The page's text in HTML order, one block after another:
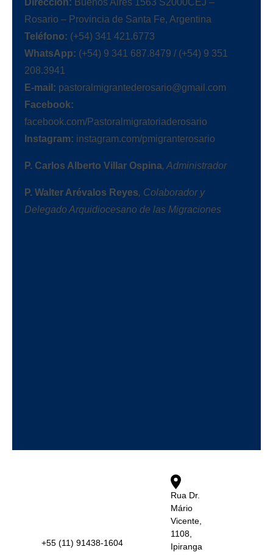
Dirección: Buenos Aires 1563 S2000CEJ –
Rosario – Provincia de Santa Fe, Argentina
Teléfono: (+54) 341 421.6773
WhatsApp: (+54) 9 341 687.8479 / (+54) 9 351
208.3941
E-mail: pastoralmigrantederosario@gmail.com
Facebook:
facebook.com/Pastoralmigratoriaderosario
Instagram: instagram.com/pmigranterosario
P. Carlos Alberto Villar Ospina, Administrador
P. Walter Arévalos Reyes, Colaborador y
Delegado Arquidiocesano de las Migraciones
+55 (11) 91438-1604
Rua Dr.
Mário
Vicente,
1108,
Ipiranga